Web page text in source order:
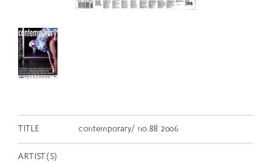
出演者
動画
スカラシップ受賞者
TITLE contemporary/ no.88 2006
ARTIST(S)